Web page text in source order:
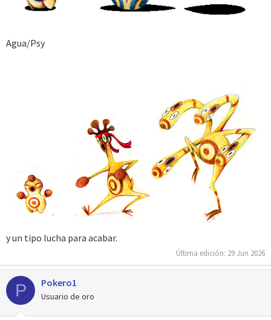
Agua/Psy
y un tipo lucha para acabar.
Última edición: 29 Jun 2026
P Pokero1
Usuario de oro